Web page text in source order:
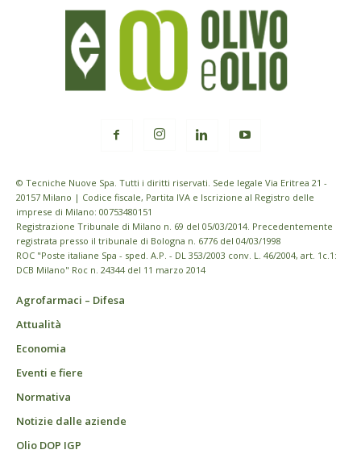
© Tecniche Nuove Spa. Tutti i diritti riservati. Sede legale Via Eritrea 21 -
20157 Milano | Codice fiscale, Partita IVA e Iscrizione al Registro delle
imprese di Milano: 00753480151
Registrazione Tribunale di Milano n. 69 del 05/03/2014. Precedentemente
registrata presso il tribunale di Bologna n. 6776 del 04/03/1998
ROC "Poste italiane Spa - sped. A.P. - DL 353/2003 conv. L. 46/2004, art. 1c.1:
DCB Milano" Roc n. 24344 del 11 marzo 2014
Agrofarmaci – Difesa
Attualità
Economia
Eventi e fiere
Normativa
Notizie dalle aziende
Olio DOP IGP